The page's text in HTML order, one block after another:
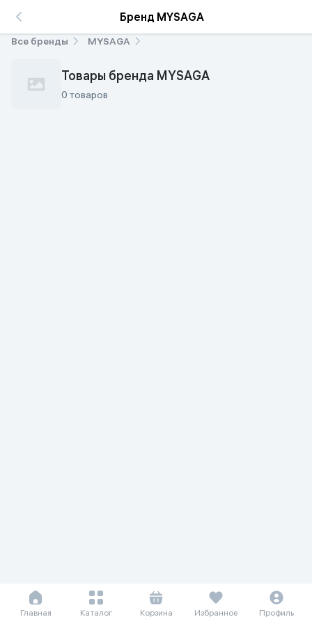
Бренд MYSAGA
Все бренды MYSAGA
Товары бренда MYSAGA
0 товаров
Главная Каталог Корзина Избранное Профиль